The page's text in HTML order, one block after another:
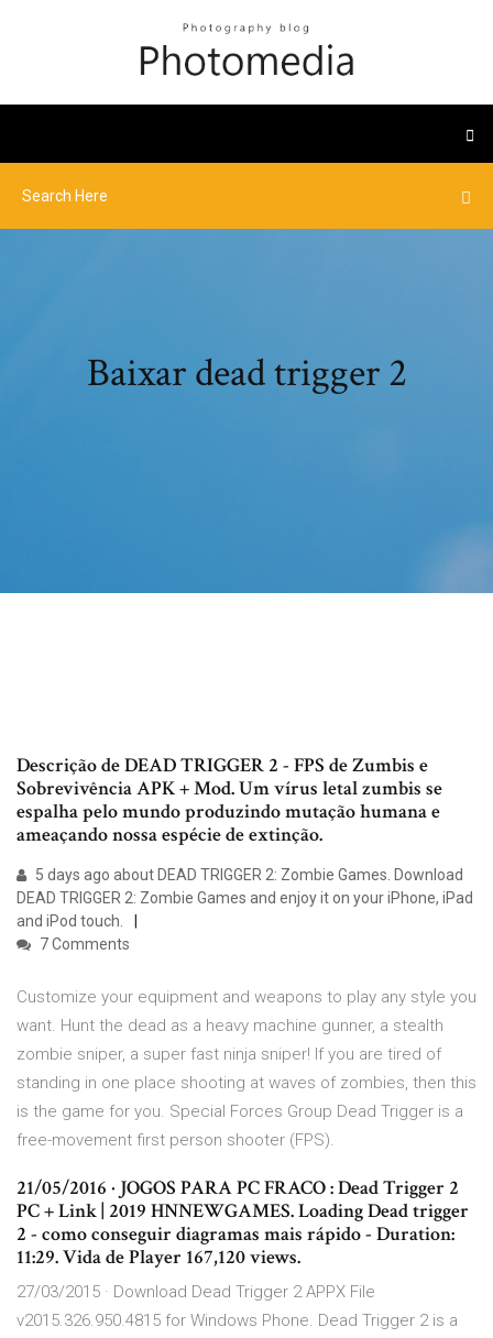
Baixar dead trigger 2
Descrição de DEAD TRIGGER 2 - FPS de Zumbis e
Sobrevivência APK + Mod. Um vírus letal zumbis se
espalha pelo mundo produzindo mutação humana e
ameaçando nossa espécie de extinção.
5 days ago about DEAD TRIGGER 2: Zombie Games. Download
DEAD TRIGGER 2: Zombie Games and enjoy it on your iPhone, iPad
and iPod touch.
7 Comments
Customize your equipment and weapons to play any style you
want. Hunt the dead as a heavy machine gunner, a stealth
zombie sniper, a super fast ninja sniper! If you are tired of
standing in one place shooting at waves of zombies, then this
is the game for you. Special Forces Group Dead Trigger is a
free-movement first person shooter (FPS).
21/05/2016 · JOGOS PARA PC FRACO : Dead Trigger 2
PC + Link | 2019 HNNEWGAMES. Loading Dead trigger
2 - como conseguir diagramas mais rápido - Duration:
11:29. Vida de Player 167,120 views.
27/03/2015 · Download Dead Trigger 2 APPX File
v2015.326.950.4815 for Windows Phone. Dead Trigger 2 is a